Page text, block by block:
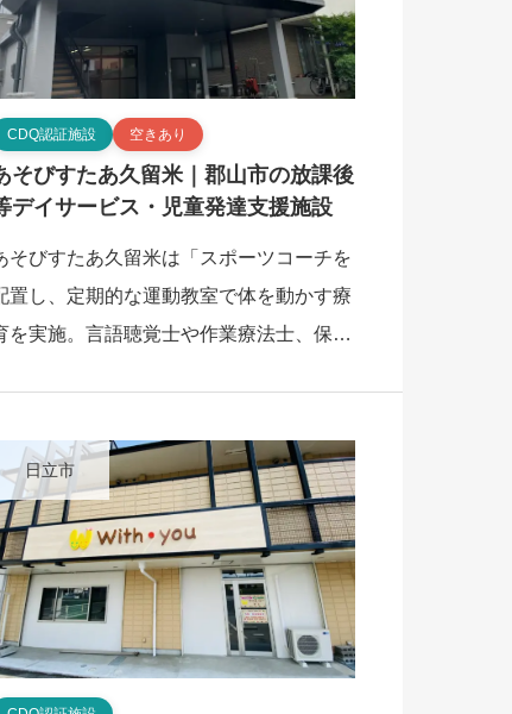
CDQ認証施設 空きあり
そびすたあ久留米｜郡山市の放課後
デイサービス・児童発達支援施設
そびすたあ久留米は「スポーツコーチを
置し、定期的な運動教室で体を動かす療
を実施。言語聴覚士や作業療法士、保育
郡山市の放 […]
日立市